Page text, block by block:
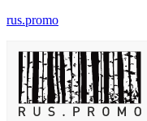
rus.promo